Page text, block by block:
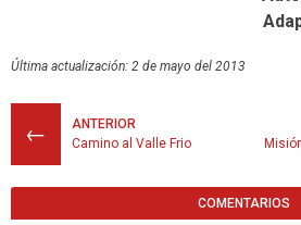
Última actualización: 2 de mayo del 2013
←
ANTERIOR
Camino al Valle Frio
COMENTARIOS